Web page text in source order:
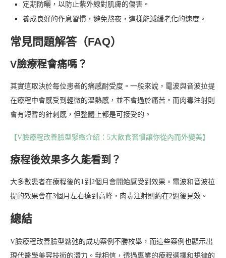
定期防曬，以防止紫外線對肌膚的傷害。
養成良好的作息習慣，避免熬夜，這樣能減緩老化的速度。
常見問題解答（FAQ）
V臉療程會痛嗎？
其實這取決於每位患者的痛感耐受度。一般來說，電波與音波拉提
在療程中會感受到輕微的溫熱感，並不會過於痛苦。而肉毒注射則
會有短暫的針刺感，但整體上都是可接受的。
【V臉療程改善臉型緊緻介紹：5大飲食習慣讓你從內而外變美】
療程後效果多久能看到？
大多數患者在療程後的1到2個月會開始感受到效果。電波和音波拉
提的效果會在3個月左右達到高峰，肉毒注射則約在2週後見效。
總結
V臉療程改善臉型鬆弛的成功案例不勝枚舉，而這些案例也顯示出
現代醫學美容技術的潛力。我相信，透過專業的療程選擇和規律的